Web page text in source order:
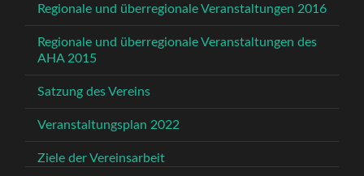
Regionale und überregionale Veranstaltungen 2016
Regionale und überregionale Veranstaltungen des
AHA 2015
Satzung des Vereins
Veranstaltungsplan 2022
Ziele der Vereinsarbeit